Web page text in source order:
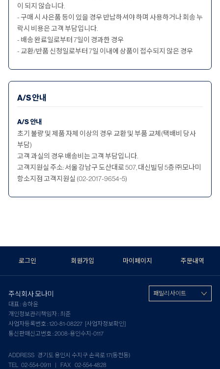
이 되지 않습니다.
- 구매 시 사은품 등이 있을 경우 반납하셔야 하며 사용하거나 회송 누
락시 비용은 고객 부담입니다.
- 배송 완료일로부터 7일이 경과한 경우
- 교환/반품 신청일로부터 7일 이내에 상품이 접수되지 않은 경우
A/S 안내
A/S 안내
초기 불량 및 제품 자체 이상의 경우 교환 및 부품 교체(택배비 당사
부담)
고객 과실의 경우 배송비는 고객 부담입니다.
고객지원실 주소: 서울 강남구 도산대로 507, 대신빌딩 5층 ㈜모나미
항소지점 고객지원실 (02-2017-9654~5)
로그인 회원가입 마이페이지 주문내역
주식회사 모나미
대표 : 송하윤
개인정보관리책임자 : 최준
사업자등록번호 : 120-81-08227 [사업자정보확인]
통신판매신고번호 : 2008-용인수지-0117
ADDRESS 경기도 용인시 수지구 손곡로 17(동천동)
TEL 02-554-0911 | FAX 02-554-4828
패밀리 사이트